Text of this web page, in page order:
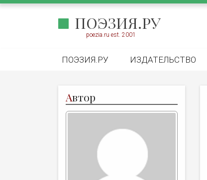
ПОЭЗИЯ.РУ
poezia.ru est. 2001
ПОЭЗИЯ.РУ ИЗДАТЕЛЬСТВО
Автор